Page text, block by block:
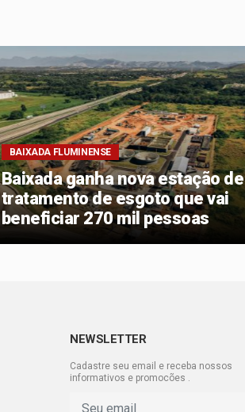
BAIXADA FLUMINENSE
Baixada ganha nova estação de
tratamento de esgoto que vai
beneficiar 270 mil pessoas
NEWSLETTER
Cadastre seu email e receba nossos
informativos e promocões .